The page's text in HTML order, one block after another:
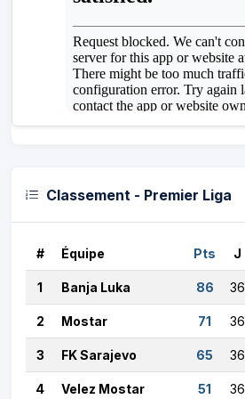
Classement - Premier Liga
# Équipe Pts J
1 Banja Luka 86 36
2 Mostar 71 36
3 FK Sarajevo 65 36
4 Velez Mostar 51 36